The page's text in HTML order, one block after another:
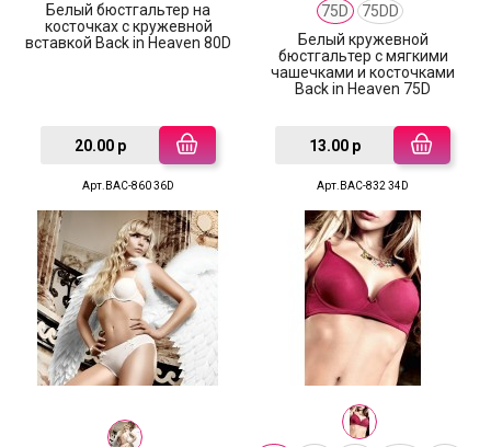
Белый бюстгальтер на
косточках с кружевной
вставкой Back in Heaven 80D
20.00 р
Арт.BAC-860 36D
75D
75DD
Белый кружевной
бюстгальтер с мягкими
чашечками и косточками
Back in Heaven 75D
13.00 р
Арт.BAC-832 34D